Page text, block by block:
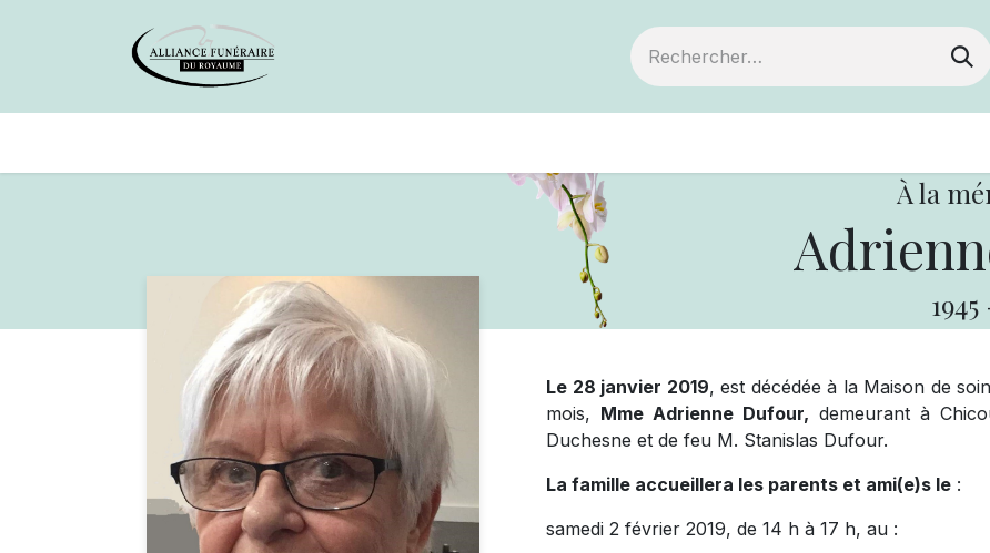
À la
1945
Le 28 janvier 2019, est décédée à la Maison de
mois, Mme Adrienne Dufour, demeurant à
Duchesne et de feu M. Stanislas Dufour.
La famille accueillera les parents et ami(e)s le :
samedi 2 février 2019, de 14 h à 17 h, au :